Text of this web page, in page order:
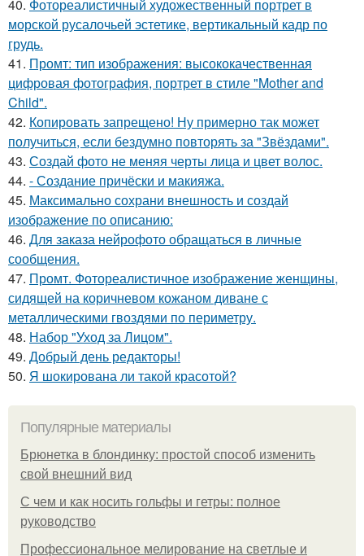
40. Фотореалистичный художественный портрет в
морской русалочьей эстетике, вертикальный кадр по
грудь.
41. Промт: тип изображения: высококачественная
цифровая фотография, портрет в стиле "Mother and
Child".
42. Копировать запрещено! Ну примерно так может
получиться, если бездумно повторять за "Звёздами".
43. Создай фото не меняя черты лица и цвет волос.
44. - Создание причёски и макияжа.
45. Максимально сохрани внешность и создай
изображение по описанию:
46. Для заказа нейрофото обращаться в личные
сообщения.
47. Промт. Фотореалистичное изображение женщины,
сидящей на коричневом кожаном диване с
металлическими гвоздями по периметру.
48. Набор "Уход за Лицом".
49. Добрый день редакторы!
50. Я шокирована ли такой красотой?
Популярные материалы
Брюнетка в блондинку: простой способ изменить
свой внешний вид
С чем и как носить гольфы и гетры: полное
руководство
Профессиональное мелирование на светлые и